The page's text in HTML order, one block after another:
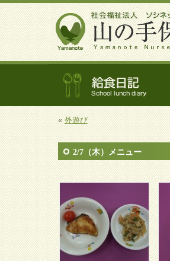
«外遊び
2/7（木）メニュー